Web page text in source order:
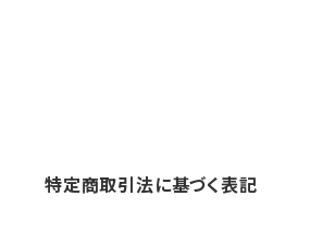
特定商取引法に基づく表記